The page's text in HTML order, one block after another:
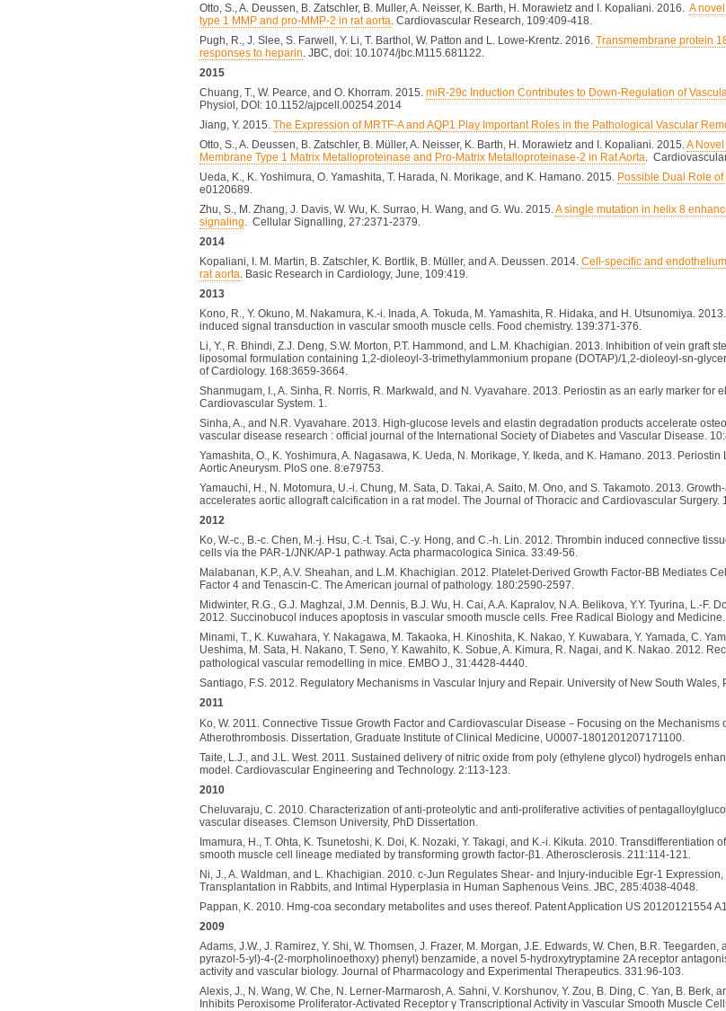
Otto, S., A. Deussen, B. Zatschler, B. Muller, A. Neisser, K. Barth, H. Morawietz and I. Kopaliani. 2016. A
type 1 MMP and pro-MMP-2 in rat aorta . Cardiovascular Research, 109:409-418.
Pugh, R., J. Slee, S. Farwell, Y. Li, T. Barthol, W. Patton and L. Lowe-Krentz. 2016. Transmembrane protein
responses to heparin . JBC, doi: 10.1074/jbc.M115.681122.
2015
Chuang, T., W. Pearce, and O. Khorram. 2015. miR-29c Induction Contributes to Down-Regulation of
Physiol, DOI: 10.1152/ajpcell.00254.2014
Jiang, Y. 2015. The Expression of MRTF-A and AQP1 Play Important Roles in the Pathological Vascular
Otto, S., A. Deussen, B. Zatschler, B. Müller, A. Neisser, K. Barth, H. Morawietz and I. Kopaliani. 2015. A
Membrane Type 1 Matrix Metalloproteinase and Pro-Matrix Metalloproteinase-2 in Rat Aorta .
Ueda, K., K. Yoshimura, O. Yamashita, T. Harada, N. Morikage, and K. Hamano. 2015. Possible Dual Role
e0120689.
Zhu, S., M. Zhang, J. Davis, W. Wu, K. Surrao, H. Wang, and G. Wu. 2015. A single mutation in helix 8
signaling . Cellular Signalling, 27:2371-2379.
2014
Kopaliani, I. M. Martin, B. Zatschler, K. Bortlik, B. Müller, and A. Deussen. 2014. Cell-specific and
rat aorta . Basic Research in Cardiology, June, 109:419.
2013
Kono, R., Y. Okuno, M. Nakamura, K.-i. Inada, A. Tokuda, M. Yamashita, R. Hidaka, and H. Utsunomiya.
induced signal transduction in vascular smooth muscle cells. Food chemistry. 139:371-376.
Li, Y., R. Bhindi, Z.J. Deng, S.W. Morton, P.T. Hammond, and L.M. Khachigian. 2013. Inhibition of vein graft
liposomal formulation containing 1,2-dioleoyl-3-trimethylammonium propane (DOTAP)/1,2-dioleoyl-sn-
of Cardiology. 168:3659-3664.
Shanmugam, I., A. Sinha, R. Norris, R. Markwald, and N. Vyavahare. 2013. Periostin as an early marker for
Cardiovascular System. 1.
Sinha, A., and N.R. Vyavahare. 2013. High-glucose levels and elastin degradation products accelerate
vascular disease research : official journal of the International Society of Diabetes and Vascular Disease.
Yamashita, O., K. Yoshimura, A. Nagasawa, K. Ueda, N. Morikage, Y. Ikeda, and K. Hamano. 2013.
Aortic Aneurysm. PloS one. 8:e79753.
Yamauchi, H., N. Motomura, U.-i. Chung, M. Sata, D. Takai, A. Saito, M. Ono, and S. Takamoto. 2013.
accelerates aortic allograft calcification in a rat model. The Journal of Thoracic and Cardiovascular Surgery.
2012
Ko, W.-c., B.-c. Chen, M.-j. Hsu, C.-t. Tsai, C.-y. Hong, and C.-h. Lin. 2012. Thrombin induced connective
cells via the PAR-1/JNK/AP-1 pathway. Acta pharmacologica Sinica. 33:49-56.
Malabanan, K.P., A.V. Sheahan, and L.M. Khachigian. 2012. Platelet-Derived Growth Factor-BB Mediates
Factor 4 and Tenascin-C. The American journal of pathology. 180:2590-2597.
Midwinter, R.G., G.J. Maghzal, J.M. Dennis, B.J. Wu, H. Cai, A.A. Kapralov, N.A. Belikova, Y.Y. Tyurina, L.-F.
2012. Succinobucol induces apoptosis in vascular smooth muscle cells. Free Radical Biology and Medicine.
Minami, T., K. Kuwahara, Y. Nakagawa, M. Takaoka, H. Kinoshita, K. Nakao, Y. Kuwabara, Y. Yamada, C.
Ueshima, M. Sata, H. Nakano, T. Seno, Y. Kawahito, K. Sobue, A. Kimura, R. Nagai, and K. Nakao. 2012.
pathological vascular remodelling in mice. EMBO J., 31:4428-4440.
Santiago, F.S. 2012. Regulatory Mechanisms in Vascular Injury and Repair. University of New South Wales,
2011
Ko, W. 2011. Connective Tissue Growth Factor and Cardiovascular Disease － Focusing on the Mechanisms
Atherothrombosis. Dissertation, Graduate Institute of Clinical Medicine, U0007-1801201207171100.
Taite, L.J., and J.L. West. 2011. Sustained delivery of nitric oxide from poly (ethylene glycol) hydrogels
model. Cardiovascular Engineering and Technology. 2:113-123.
2010
Cheluvaraju, C. 2010. Characterization of anti-proteolytic and anti-proliferative activities of
vascular diseases. Clemson University, PhD Dissertation.
Imamura, H., T. Ohta, K. Tsunetoshi, K. Doi, K. Nozaki, Y. Takagi, and K.-i. Kikuta. 2010.
smooth muscle cell lineage mediated by transforming growth factor-β1. Atherosclerosis. 211:114-121.
Ni, J., A. Waldman, and L. Khachigian. 2010. c-Jun Regulates Shear- and Injury-inducible Egr-1
Transplantation in Rabbits, and Intimal Hyperplasia in Human Saphenous Veins. JBC, 285:4038-4048.
Pappan, K. 2010. Hmg-coa secondary metabolites and uses thereof. Patent Application US 20120121554 A1.
2009
Adams, J.W., J. Ramirez, Y. Shi, W. Thomsen, J. Frazer, M. Morgan, J.E. Edwards, W. Chen, B.R.
pyrazol-5-yl)-4-(2-morpholinoethoxy) phenyl) benzamide, a novel 5-hydroxytryptamine 2A receptor
activity and vascular biology. Journal of Pharmacology and Experimental Therapeutics. 331:96-103.
Alexis, J., N. Wang, W. Che, N. Lerner-Marmarosh, A. Sahni, V. Korshunov, Y. Zou, B. Ding, C. Yan, B. Berk,
Inhibits Peroxisome Proliferator-Activated Receptor γ Transcriptional Activity in Vascular Smooth Muscle